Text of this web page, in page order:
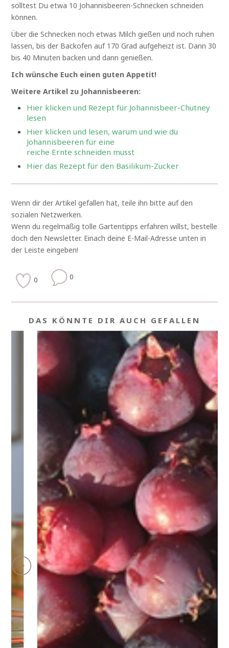
solltest Du etwa 10 Johannisbeeren-Schnecken schneiden
können.
Über die Schnecken noch etwas Milch gießen und noch ruhen
lassen, bis der Backofen auf 170 Grad aufgeheizt ist. Dann 30
bis 40 Minuten backen und dann genießen.
Ich wünsche Euch einen guten Appetit!
Weitere Artikel zu Johannisbeeren:
Hier klicken und Rezept für Johannisbeer-Chutney
lesen
Hier klicken und lesen, warum und wie du
Johannisbeeren für eine
reiche Ernte schneiden musst
Hier das Rezept für den Basilikum-Zucker
Wenn dir der Artikel gefallen hat, teile ihn bitte auf den
sozialen Netzwerken.
Wenn du regelmäßig tolle Gartentipps erfahren willst, bestelle
doch den Newsletter. Einach deine E-Mail-Adresse unten in
der Leiste eingeben!
0 0
DAS KÖNNTE DIR AUCH GEFALLEN